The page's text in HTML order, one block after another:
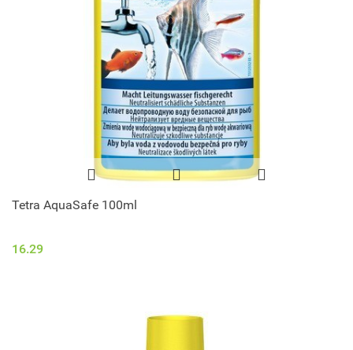
Tetra AquaSafe 100ml
16.29